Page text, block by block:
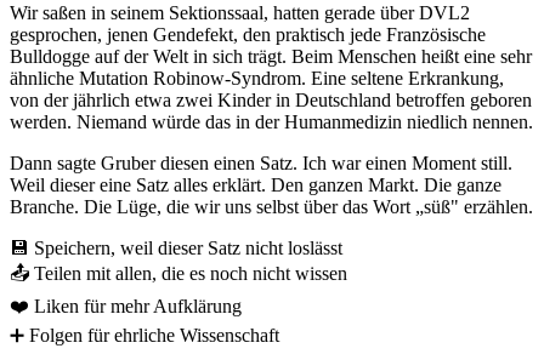
Wir saßen in seinem Sektionssaal, hatten gerade über DVL2
gesprochen, jenen Gendefekt, den praktisch jede Französische
Bulldogge auf der Welt in sich trägt. Beim Menschen heißt eine sehr
ähnliche Mutation Robinow-Syndrom. Eine seltene Erkrankung,
von der jährlich etwa zwei Kinder in Deutschland betroffen geboren
werden. Niemand würde das in der Humanmedizin niedlich nennen.
Dann sagte Gruber diesen einen Satz. Ich war einen Moment still.
Weil dieser eine Satz alles erklärt. Den ganzen Markt. Die ganze
Branche. Die Lüge, die wir uns selbst über das Wort „süß" erzählen.
💾 Speichern, weil dieser Satz nicht loslässt
📤 Teilen mit allen, die es noch nicht wissen
❤️ Liken für mehr Aufklärung
➕ Folgen für ehrliche Wissenschaft